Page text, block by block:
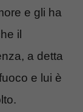
e gli ha
il
a detta
e lui è